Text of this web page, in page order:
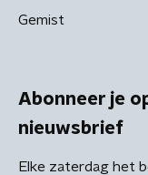
Gemist
Abonneer je
nieuwsbrief
Elke zaterdag het